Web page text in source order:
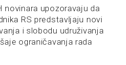
novinara upozoravaju da
RS predstavljaju novi
i slobodu udruživanja
ograničavanja rada